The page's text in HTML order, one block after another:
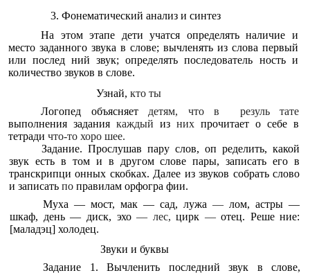
3. Фонематический анализ и синтез
На этом этапе дети учатся определять наличие и
место заданного звука в слове; вычленять из слова первый
или послед ний звук; определять последователь ность и
количество звуков в слове.
Узнай, кто ты
Логопед объясняет детям, что в
резуль тате
выполнения заданиякаждыйизнихпрочитает о себе в
тетрадичто-то хоро шее.
Задание. Прослушав пару слов, оп ределить, какой
звук есть в том и в другом слове пары, записать его в
транскрипци онных скобках. Далее из звуков собрать слово
и записатьпоправилам орфогра фии.
Муха — мост, мак — сад, лужа—лом, астры —
шкаф, день — диск, эхо— лес,цирк —отец. Реше ние:
[маладэц] холодец.
Звуки и буквы
Задание 1. Вычленить последний звук в слове,